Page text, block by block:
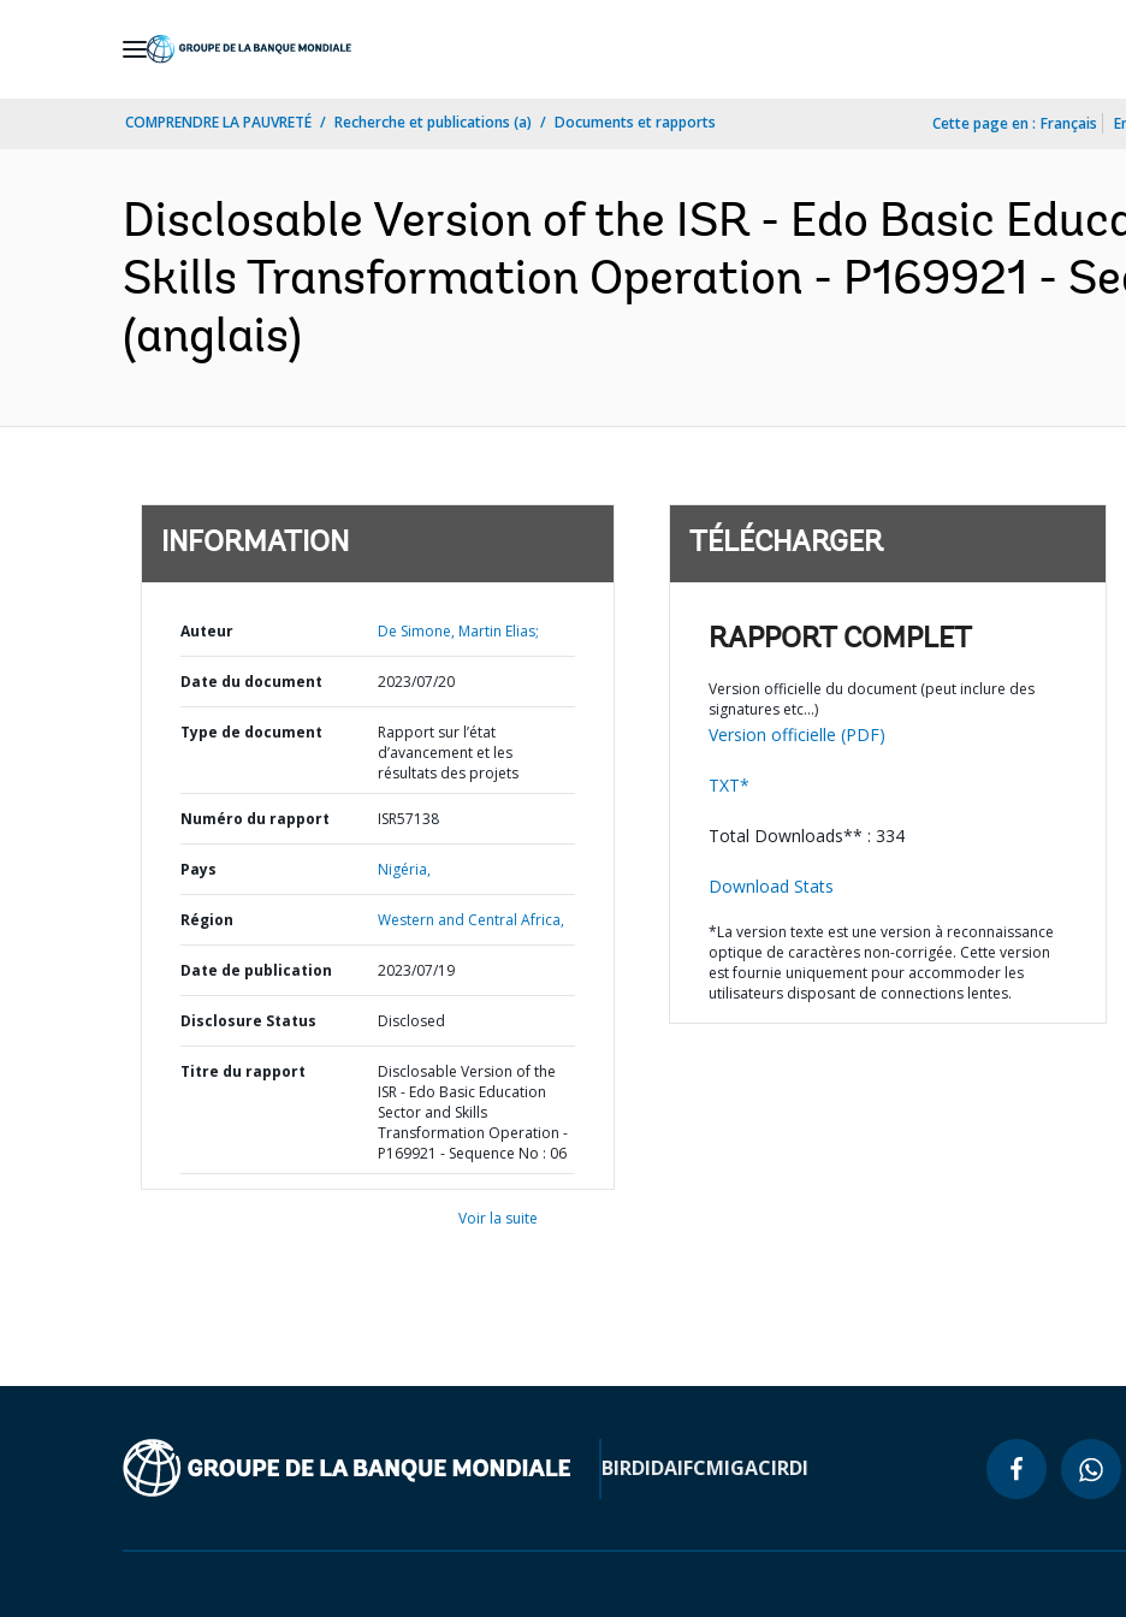
COMPRENDRE LA PAUVRETÉ Recherche et publications (a) Documents et rapports Cette page en : Français
Disclosable Version of the ISR - Edo Basic
Skills Transformation Operation - P169921 -
(anglais)
INFORMATION
Auteur De Simone, Martin Elias;
Date du document 2023/07/20
Type de document
Rapport sur l’état
d’avancement et les
résultats des projets
Numéro du rapport ISR57138
Pays Nigéria,
Région Western and Central Africa,
Date de publication 2023/07/19
Disclosure Status Disclosed
Titre du rapport
Disclosable Version of the
ISR - Edo Basic Education
Sector and Skills
Transformation Operation -
P169921 - Sequence No : 06
Voir la suite
TÉLÉCHARGER
RAPPORT COMPLET
Version officielle du document (peut inclure des
signatures etc…)
Version officielle (PDF)
TXT*
Total Downloads** : 334
Download Stats
*La version texte est une version à reconnaissance
optique de caractères non-corrigée. Cette version
est fournie uniquement pour accommoder les
utilisateurs disposant de connections lentes.
BIRDIDAIFCMIGACIRDI